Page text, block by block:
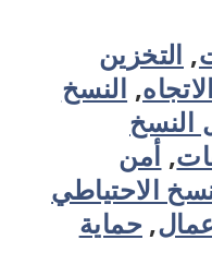
, التخزين
, النسخ
النسخ
, أمن
الاحتياطي
, حماية